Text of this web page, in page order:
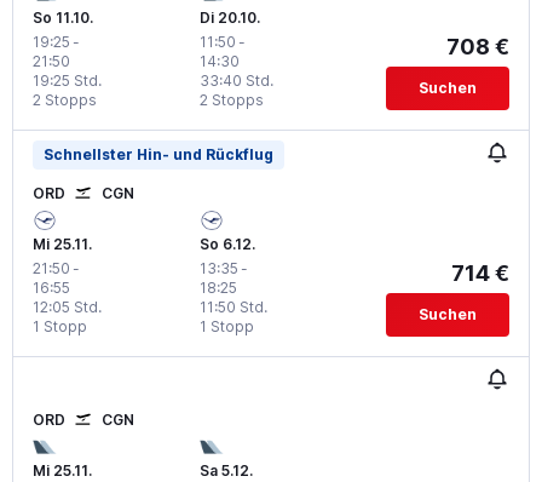
So 11.10.
19:25 -
21:50
2 Stopps
19:25 Std.
Di 20.10.
11:50 -
14:30
2 Stopps
33:40 Std.
708 €
Suchen
Schnellster Hin- und Rückflug
ORD CGN
Mi 25.11.
21:50 -
16:55
1 Stopp
12:05 Std.
So 6.12.
13:35 -
18:25
1 Stopp
11:50 Std.
714 €
Suchen
ORD CGN
Mi 25.11.
Sa 5.12.